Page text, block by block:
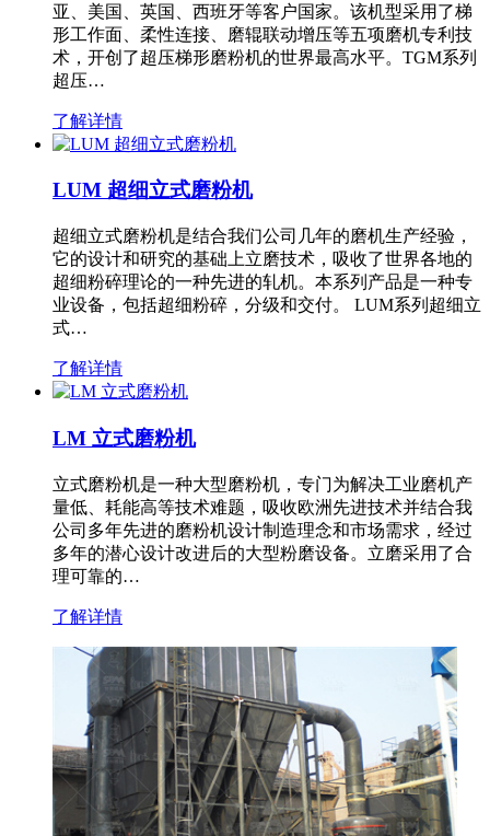
亚、美国、英国、西班牙等客户国家。该机型采用了梯
形工作面、柔性连接、磨辊联动增压等五项磨机专利技
术，开创了超压梯形磨粉机的世界最高水平。TGM系列
超压…
了解详情
LUM 超细立式磨粉机
超细立式磨粉机是结合我们公司几年的磨机生产经验，
它的设计和研究的基础上立磨技术，吸收了世界各地的
超细粉碎理论的一种先进的轧机。本系列产品是一种专
业设备，包括超细粉碎，分级和交付。 LUM系列超细立
式…
了解详情
LM 立式磨粉机
立式磨粉机是一种大型磨粉机，专门为解决工业磨机产
量低、耗能高等技术难题，吸收欧洲先进技术并结合我
公司多年先进的磨粉机设计制造理念和市场需求，经过
多年的潜心设计改进后的大型粉磨设备。立磨采用了合
理可靠的…
了解详情